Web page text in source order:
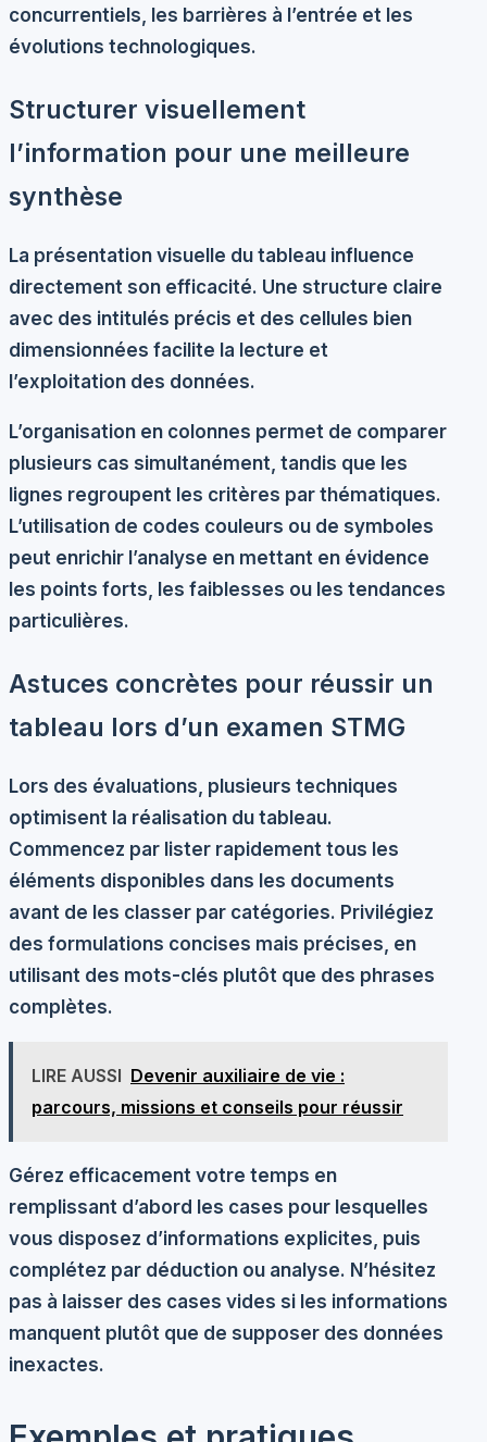
concurrentiels, les barrières à l’entrée et les
évolutions technologiques.
Structurer visuellement
l’information pour une meilleure
synthèse
La présentation visuelle du tableau influence
directement son efficacité. Une structure claire
avec des intitulés précis et des cellules bien
dimensionnées facilite la lecture et
l’exploitation des données.
L’organisation en colonnes permet de comparer
plusieurs cas simultanément, tandis que les
lignes regroupent les critères par thématiques.
L’utilisation de codes couleurs ou de symboles
peut enrichir l’analyse en mettant en évidence
les points forts, les faiblesses ou les tendances
particulières.
Astuces concrètes pour réussir un
tableau lors d’un examen STMG
Lors des évaluations, plusieurs techniques
optimisent la réalisation du tableau.
Commencez par lister rapidement tous les
éléments disponibles dans les documents
avant de les classer par catégories. Privilégiez
des formulations concises mais précises, en
utilisant des mots-clés plutôt que des phrases
complètes.
LIRE AUSSI Devenir auxiliaire de vie :
parcours, missions et conseils pour réussir
Gérez efficacement votre temps en
remplissant d’abord les cases pour lesquelles
vous disposez d’informations explicites, puis
complétez par déduction ou analyse. N’hésitez
pas à laisser des cases vides si les informations
manquent plutôt que de supposer des données
inexactes.